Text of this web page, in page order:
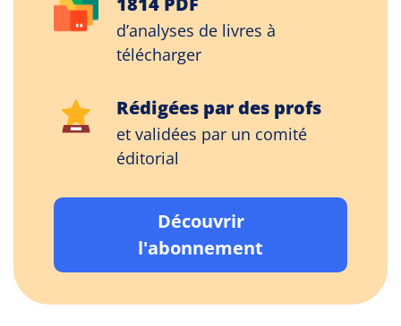
d’analyses de livres à
télécharger
Rédigées par des profs
et validées par un comité
éditorial
Découvrir
l'abonnement